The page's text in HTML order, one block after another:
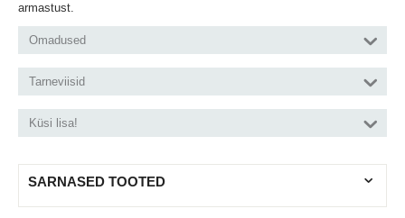
armastust.
Omadused
Tarneviisid
Küsi lisa!
SARNASED TOOTED